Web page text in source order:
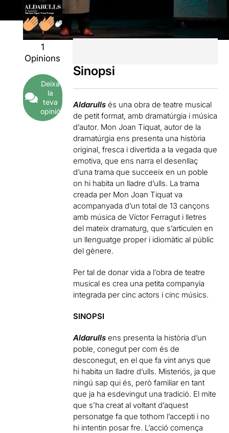
1
Opinions
Deixa
la
teva
opinió
Sinopsi
Aldarulls és una obra de teatre musical
de petit format, amb dramatúrgia i música
d’autor. Mon Joan Tiquat, autor de la
dramatúrgia ens presenta una història
original, fresca i divertida a la vegada que
emotiva, que ens narra el desenllaç
d’una trama que succeeix en un poble
on hi habita un lladre d’ulls. La trama
creada per Mon Joan Tiquat va
acompanyada d’un total de 13 cançons
amb música de Víctor Ferragut i lletres
del mateix dramaturg, que s’articulen en
un llenguatge proper i idiomàtic al públic
del gènere.
Per tal de donar vida a l’obra de teatre
musical es crea una petita companyia
integrada per cinc actors i cinc músics.
SINOPSI
Aldarulls ens presenta la història d’un
poble, conegut per com és de
desconegut, en el que fa vint anys que
hi habita un lladre d’ulls. Misteriós, ja que
ningú sap qui és, però familiar en tant
que ja ha esdevingut una tradició. El mite
que s’ha creat al voltant d’aquest
personatge fa que tothom l’accepti i no
hi intentin posar fre. L’acció comença